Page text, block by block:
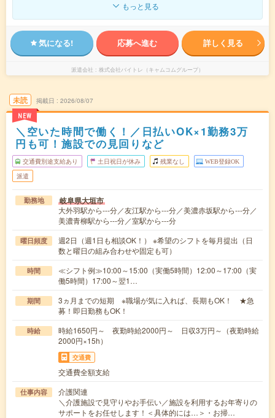
もっと見る
気になる! 応募へ進む 詳しく見る
派遣会社 株式会社バイトレ（キャムコムグループ）
未読
NEW
掲載日 2026/08/07
＼空いた時間で働く！／日払いOK×1勤務3万
円も可！施設での見回りなど
交通費別途支給あり 土日祝日が休み 残業なし WEB登録OK
派遣
勤務地 岐阜県大垣市
大外羽駅から---分／友江駅から---分／美濃赤坂駅から---分／
美濃青柳駅から---分／室駅から---分
曜日頻度
週2日（週1日も相談OK！） ※希望のシフトを毎月提出（日
数と曜日の組み合わせや固定も可）
時間
≪シフト例≫10:00～15:00（実働5時間）12:00～17:00（実
働5時間）17:00～翌1…
期間
3ヵ月までの短期 ※職場が気に入れば、長期もOK！ ★急
募！即日勤務もOK！
時給
時給1650円～ 夜勤時給2000円～ 日収3万円～（夜勤時給
2000円×15h）
交通費
交通費全額支給
仕事内容
介護関連
＼介護施設で見守りやお手伝い／施設を利用するお年寄りの
サポートをお任せします！＜具体的には…＞・お掃…